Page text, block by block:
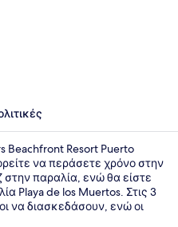
Beachfront Resort Puerto
να περάσετε χρόνο στην
παραλία, ενώ θα είστε
Playa de los Muertos. Στις 3
να διασκεδάσουν, ενώ οι